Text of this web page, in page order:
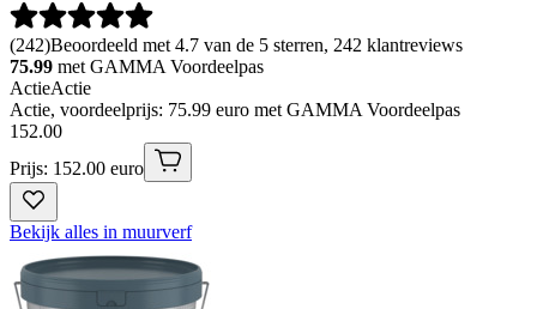
(242)Beoordeeld met 4.7 van de 5 sterren, 242 klantreviews
75.99 met GAMMA Voordeelpas
ActieActie
Actie, voordeelprijs: 75.99 euro met GAMMA Voordeelpas
152.00
Prijs: 152.00 euro
Bekijk alles in muurverf